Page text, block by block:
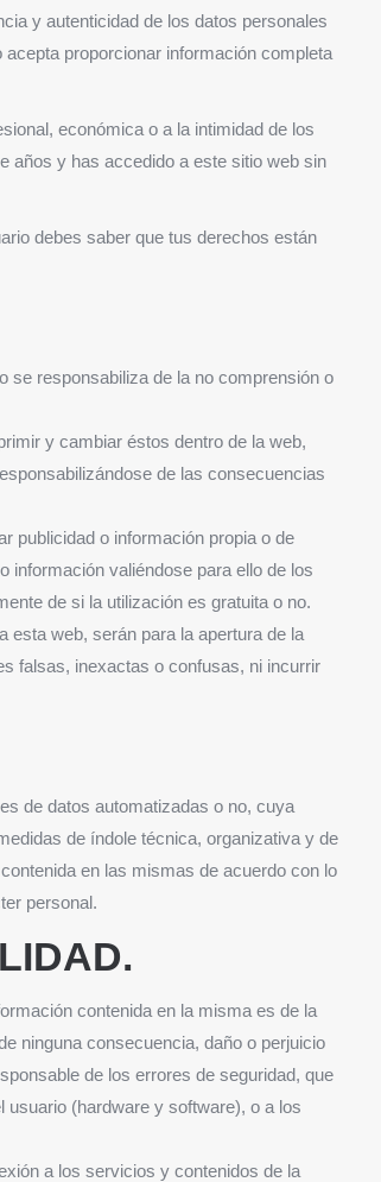
y autenticidad de los datos personales
proporcionar información completa
económica o a la intimidad de los
años y has accedido a este sitio web sin
debes saber que tus derechos están
se responsabiliza de la no comprensión o
y cambiar éstos dentro de la web,
de las consecuencias
publicidad o información propia o de
información valiéndose para ello de los
de si la utilización es gratuita o no.
esta web, serán para la apertura de la
falsas, inexactas o confusas, ni incurrir
de datos automatizadas o no, cuya
de índole técnica, organizativa y de
en las mismas de acuerdo con lo
personal.
contenida en la misma es de la
ninguna consecuencia, daño o perjuicio
de los errores de seguridad, que
(hardware y software), o a los
a los servicios y contenidos de la